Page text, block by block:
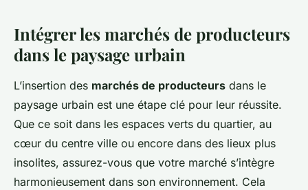
Intégrer les marchés de producteurs
dans le paysage urbain
L’insertion des marchés de producteurs dans le
paysage urbain est une étape clé pour leur réussite.
Que ce soit dans les espaces verts du quartier, au
cœur du centre ville ou encore dans des lieux plus
insolites, assurez-vous que votre marché s’intègre
harmonieusement dans son environnement. Cela